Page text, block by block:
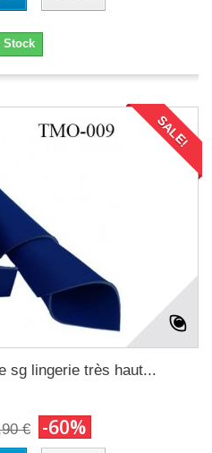
Stock
SALE!
sg lingerie très haut...
€ -60%